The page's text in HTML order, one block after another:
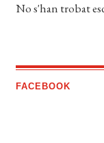
No s'han trobat
FACEBOOK